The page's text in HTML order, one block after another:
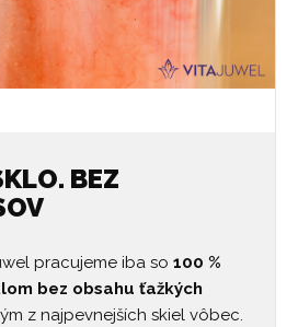
BEZ
pracujeme iba so 100 %
bez obsahu ťažkých
z najpevnejších skiel vôbec.